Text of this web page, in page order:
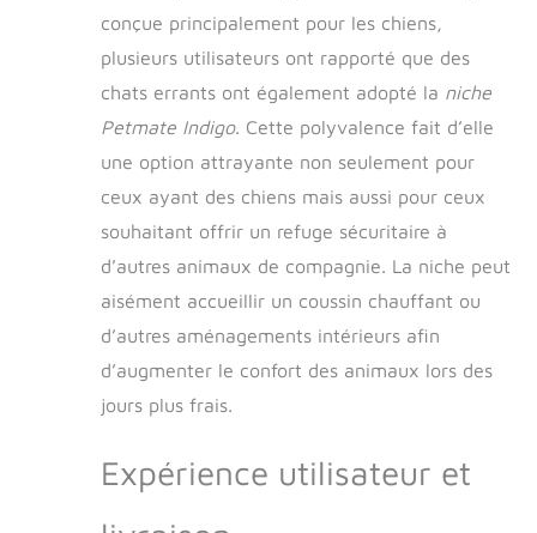
conçue principalement pour les chiens,
plusieurs utilisateurs ont rapporté que des
chats errants ont également adopté la niche
Petmate Indigo. Cette polyvalence fait d’elle
une option attrayante non seulement pour
ceux ayant des chiens mais aussi pour ceux
souhaitant offrir un refuge sécuritaire à
d’autres animaux de compagnie. La niche peut
aisément accueillir un coussin chauffant ou
d’autres aménagements intérieurs afin
d’augmenter le confort des animaux lors des
jours plus frais.
Expérience utilisateur et